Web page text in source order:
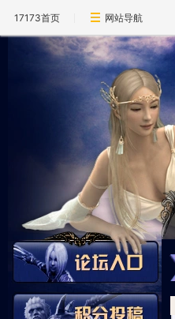
17173首页 网站导航